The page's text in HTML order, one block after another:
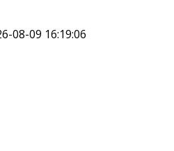
08-09 16:19:06